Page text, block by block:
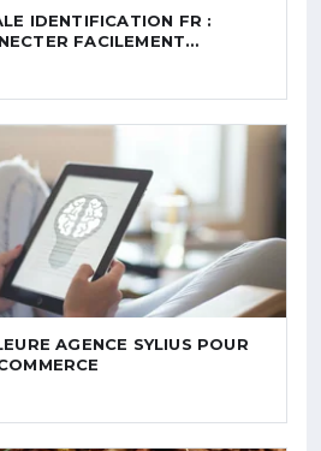
IDENTIFICATION FR :
FACILEMENT…
AGENCE SYLIUS POUR